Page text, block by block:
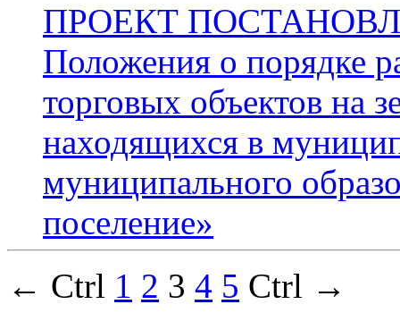
ПРОЕКТ
Положения о порядке
торговых объектов на
находящихся в
муниципального
поселение»
← Ctrl 1 2 3 4 5 Ctrl →